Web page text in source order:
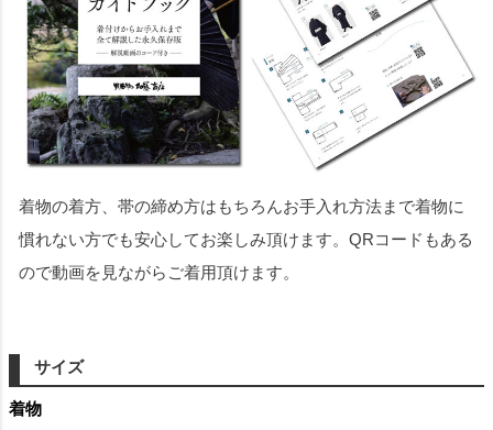
着物の着方、帯の締め方はもちろんお手入れ方法まで着物に
慣れない方でも安心してお楽しみ頂けます。QRコードもある
ので動画を見ながらご着用頂けます。
サイズ
着物